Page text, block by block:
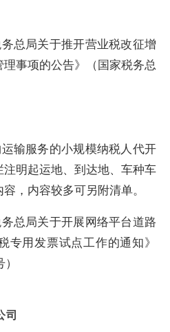
总局关于推开营业税改征增
事项的公告》（国家税务总
输服务的小规模纳税人代开
明起运地、到达地、车种车
，内容较多可另附清单。
总局关于开展网络平台道路
专用发票试点工作的通知》
司